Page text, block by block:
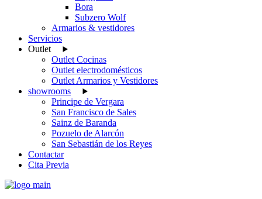
Bora
Subzero Wolf
Armarios & vestidores
Servicios
Outlet
Outlet Cocinas
Outlet electrodomésticos
Outlet Armarios y Vestidores
showrooms
Principe de Vergara
San Francisco de Sales
Sainz de Baranda
Pozuelo de Alarcón
San Sebastián de los Reyes
Contactar
Cita Previa